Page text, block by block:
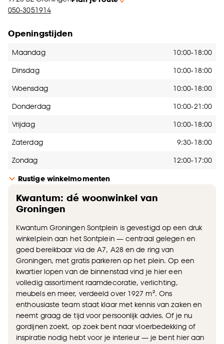
050-3051914
Openingstijden
Openingstijden
Maandag 10:00-18:00
Dinsdag 10:00-18:00
Woensdag 10:00-18:00
Donderdag 10:00-21:00
Vrijdag 10:00-18:00
Zaterdag 9:30-18:00
Zondag 12:00-17:00
Rustige winkelmomenten
Kwantum: dé woonwinkel van
Groningen
Kwantum Groningen Sontplein is gevestigd op een druk
winkelplein aan het Sontplein — centraal gelegen en
goed bereikbaar via de A7, A28 en de ring van
Groningen, met gratis parkeren op het plein. Op een
kwartier lopen van de binnenstad vind je hier een
volledig assortiment raamdecoratie, verlichting,
meubels en meer, verdeeld over 1927 m². Ons
enthousiaste team staat klaar met kennis van zaken en
neemt graag de tijd voor persoonlijk advies. Of je nu
gordijnen zoekt, op zoek bent naar vloerbedekking of
inspiratie nodig hebt voor je interieur — je bent hier aan